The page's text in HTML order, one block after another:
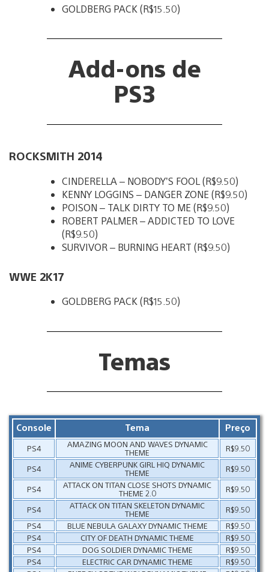
GOLDBERG PACK (R$15.50)
Add-ons de
PS3
ROCKSMITH 2014
CINDERELLA – NOBODY’S FOOL (R$9.50)
KENNY LOGGINS – DANGER ZONE (R$9.50)
POISON – TALK DIRTY TO ME (R$9.50)
ROBERT PALMER – ADDICTED TO LOVE
(R$9.50)
SURVIVOR – BURNING HEART (R$9.50)
WWE 2K17
GOLDBERG PACK (R$15.50)
Temas
Console Tema Preço
PS4
AMAZING MOON AND WAVES DYNAMIC
THEME
R$9.50
PS4
ANIME CYBERPUNK GIRL HIQ DYNAMIC
THEME
R$9.50
PS4
ATTACK ON TITAN CLOSE SHOTS DYNAMIC
THEME 2.0
R$9.50
PS4
ATTACK ON TITAN SKELETON DYNAMIC
THEME
R$9.50
PS4
BLUE NEBULA GALAXY DYNAMIC THEME
R$9.50
PS4
CITY OF DEATH DYNAMIC THEME
R$9.50
PS4
DOG SOLDIER DYNAMIC THEME
R$9.50
PS4
ELECTRIC CAR DYNAMIC THEME
R$9.50